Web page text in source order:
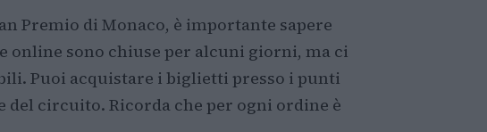
Premio di Monaco, è importante sapere
online sono chiuse per alcuni giorni, ma ci
Puoi acquistare i biglietti presso i punti
circuito. Ricorda che per ogni ordine è